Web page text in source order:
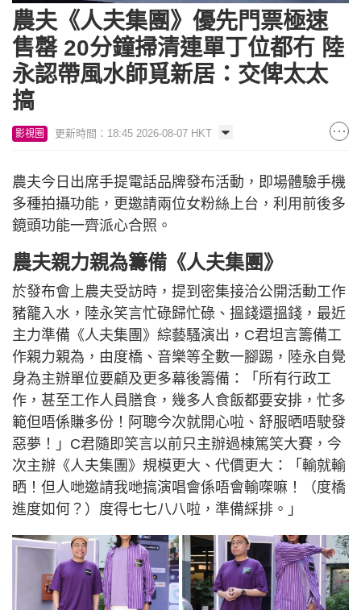
7.38%
農夫《人夫集團》優先門票極速
售罄 20分鐘掃清連單丁位都冇 陸
永認帶風水師覓新居：交俾太太
搞
影視圈 更新時間：18:45 2026-08-07 HKT
農夫今日出席手提電話品牌發布活動，即場體驗手機
多種拍攝功能，更邀請兩位女粉絲上台，利用前後多
鏡頭功能一齊派心合照。
農夫親力親為籌備《人夫集團》
於發布會上農夫受訪時，提到密集接洽公開活動工作
豬籠入水，陸永笑言忙碌歸忙碌、搵錢還搵錢，最近
主力準備《人夫集團》綜藝騷演出，C君坦言籌備工
作親力親為，由度橋、音樂等全數一腳踢，陸永自覺
身為主辦單位要顧及更多幕後籌備：「所有行政工
作，甚至工作人員膳食，幾多人食飯都要安排，忙多
範但唔係賺多份！阿聰今次就開心啦、舒服晒唔駛發
惡夢！」C君隨即笑言以前只主辦過棟篤笑大賽，今
次主辦《人夫集團》規模更大、代價更大：「輸就輸
晒！但人哋邀請我哋搞演唱會係唔會輸㗎嘛！（度橋
進度如何？）度得七七八八啦，準備綵排。」